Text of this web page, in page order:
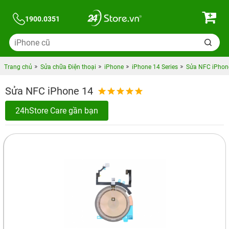
1900.0351
Trang chủ Sửa chữa Điện thoại iPhone iPhone 14 Series Sửa NFC
Sửa NFC iPhone 14
24hStore Care gần bạn